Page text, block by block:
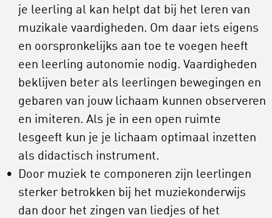
je leerling al kan helpt dat bij het leren van
muzikale vaardigheden. Om daar iets eigens
en oorspronkelijks aan toe te voegen heeft
een leerling autonomie nodig. Vaardigheden
beklijven beter als leerlingen bewegingen en
gebaren van jouw lichaam kunnen observeren
en imiteren. Als je in een open ruimte
lesgeeft kun je je lichaam optimaal inzetten
als didactisch instrument.
Door muziek te componeren zijn leerlingen
sterker betrokken bij het muziekonderwijs
dan door het zingen van liedjes of het